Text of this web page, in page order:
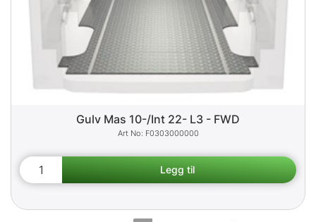
Gulv Mas 10-/Int 22- L3 - FWD
F0303000000